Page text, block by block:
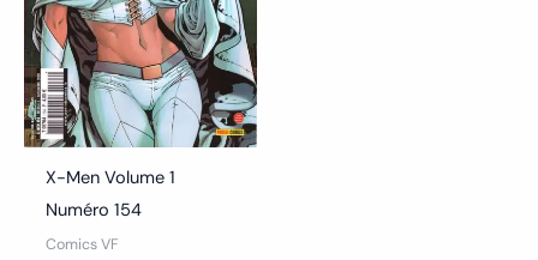
X-Men Volume 1
Numéro 154
Comics VF